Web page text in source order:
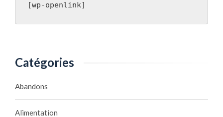
[wp-openlink]
Catégories
Abandons
Alimentation